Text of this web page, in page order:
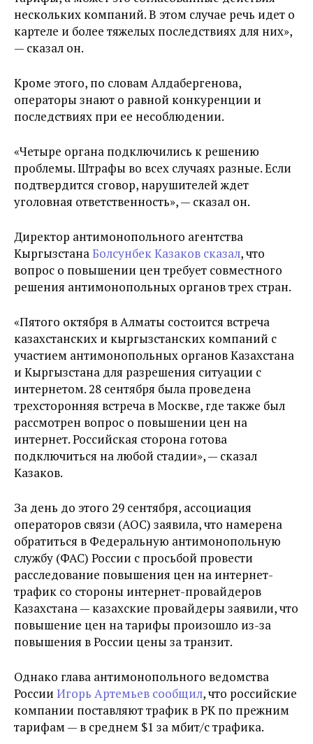
нескольких компаний. В этом случае речь идет о
картеле и более тяжелых последствиях для них»,
— сказал он.
Кроме этого, по словам Алдабергенова,
операторы знают о равной конкуренции и
последствиях при ее несоблюдении.
«Четыре органа подключились к решению
проблемы. Штрафы во всех случаях разные. Если
подтвердится сговор, нарушителей ждет
уголовная ответственность», — сказал он.
Директор антимонопольного агентства
КыргызстанаБолсунбек Казаков сказал, что
вопрос о повышении цен требует совместного
решения антимонопольных органов трех стран.
«Пятого октября в Алматы состоится встреча
казахстанских и кыргызстанских компаний с
участием антимонопольных органов Казахстана
и Кыргызстана для разрешения ситуации с
интернетом. 28 сентября была проведена
трехсторонняя встреча в Москве, где также был
рассмотрен вопрос о повышении цен на
интернет. Российская сторона готова
подключиться на любой стадии», — сказал
Казаков.
За день до этого 29 сентября, ассоциация
операторов связи (АОС) заявила, что намерена
обратиться в Федеральную антимонопольную
службу (ФАС) России с просьбой провести
расследование повышения цен на интернет-
трафик со стороны интернет-провайдеров
Казахстана — казахские провайдеры заявили, что
повышение цен на тарифы произошло из-за
повышения в России цены за транзит.
Однако глава антимонопольного ведомства
России Игорь Артемьев сообщил, что российские
компании поставляют трафик в РК по прежним
тарифам — в среднем $1 за мбит/с трафика.